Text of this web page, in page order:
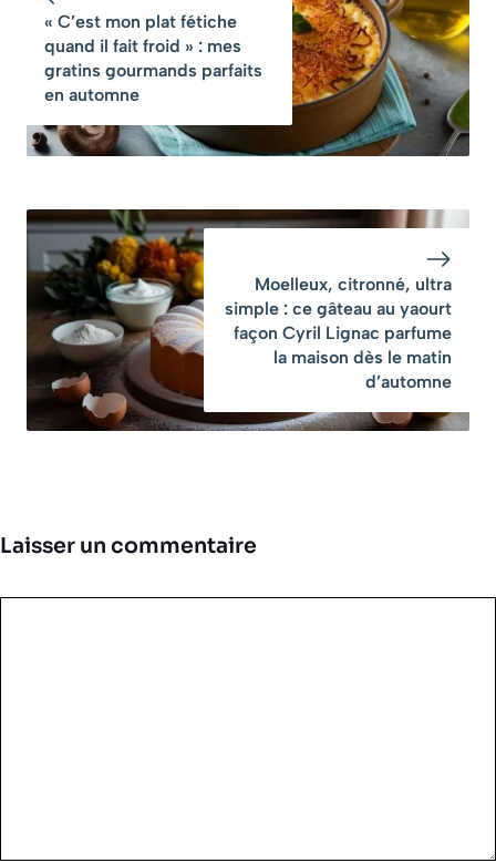
réconfortant de
l’automne »
« C’est mon plat fétiche
quand il fait froid » : mes
gratins gourmands parfaits
en automne
Moelleux, citronné, ultra
simple : ce gâteau au yaourt
façon Cyril Lignac parfume
la maison dès le matin
d’automne
Laisser un commentaire